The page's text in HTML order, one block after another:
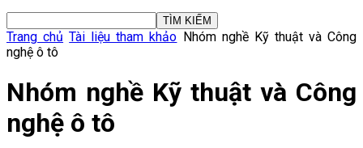
Trang chủ Tài liệu tham khảo Nhóm nghề Kỹ thuật và Công
nghệ ô tô
Nhóm nghề Kỹ thuật và Công
nghệ ô tô